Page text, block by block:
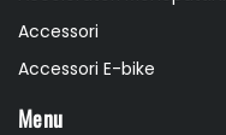
Accessori
Accessori E-bike
Menu